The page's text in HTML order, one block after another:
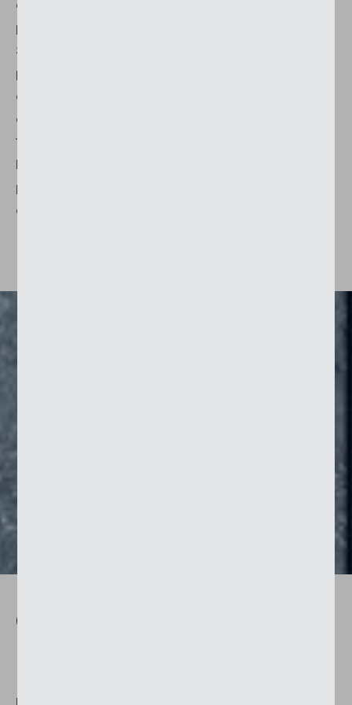
dopotutto, sotto lo stesso tetto venivano riuniti la
prigione di Zurigo Ovest, la Polizia Cantonale, la
Scuola di polizia, il Ministero Pubblico, il
penitenziario e l’Istituto Forense. Nel successivi
cinque anni è sorto un edificio urbano di
dimensioni impressionanti: 280 metri di lunghezza,
115 metri di larghezza e 35 metri di altezza. Oggi il
PJZ offre 2'030 posti di lavoro. Inoltre ci sono 241
posti di detenzione per arresti provvisori e
carcerazione preventiva.
Om­breg­gia­men­to per 3'200 fi­